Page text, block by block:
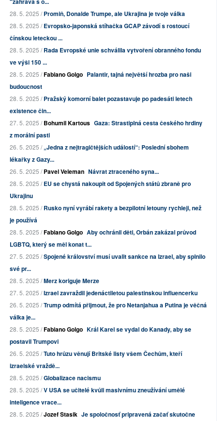
28. 5. 2025 /Promiň, Donalde Trumpe, ale Ukrajina je tvoje válka
28. 5. 2025 /Evropsko-japonská stíhačka GCAP závodí s rostoucí
čínskou leteckou ...
28. 5. 2025 /Rada Evropské unie schválila vytvoření obranného fondu
ve výši 150 ...
28. 5. 2025 /Fabiano Golgo Palantir, tajná největší hrozba pro naši
budoucnost
28. 5. 2025 /Pražský komorní balet pozastavuje po padesáti letech
existence čin...
27. 5. 2025 /Bohumil Kartous Gaza: Strastiplná cesta českého hrdiny
z morální pasti
26. 5. 2025 /„Jedna z nejtragičtějších událostí“: Poslední sbohem
lékařky z Gazy...
26. 5. 2025 /Pavel Veleman Návrat ztraceného syna...
28. 5. 2025 /EU se chystá nakoupit od Spojených států zbraně pro
Ukrajinu
28. 5. 2025 /Rusko nyní vyrábí rakety a bezpilotní letouny rychleji, než
je používá
28. 5. 2025 /Fabiano Golgo Aby ochránil děti, Orbán zakázal průvod
LGBTQ, který se měl konat t...
27. 5. 2025 /Spojené království musí uvalit sankce na Izrael, aby splnilo
své pr...
28. 5. 2025 /Merz koriguje Merze
27. 5. 2025 /Izrael zavraždil jedenáctiletou palestinskou influencerku
26. 5. 2025 /Trump odmítá přijmout, že pro Netanjahua a Putina je věčná
válka je...
28. 5. 2025 /Fabiano Golgo Král Karel se vydal do Kanady, aby se
postavil Trumpovi
26. 5. 2025 /Tuto hrůzu věnují Britské listy všem Čechům, kteří
izraelské vraždě...
28. 5. 2025 /Globalizace nacismu
28. 5. 2025 /V USA se učitelé kvůli masivnímu zneužívání umělé
inteligence vrace...
28. 5. 2025 /Jozef Stasik Je spoločnosť pripravená začať skutočne